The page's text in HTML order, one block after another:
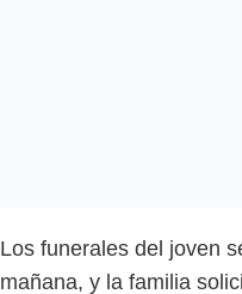
Los funerales del joven
mañana, y la familia